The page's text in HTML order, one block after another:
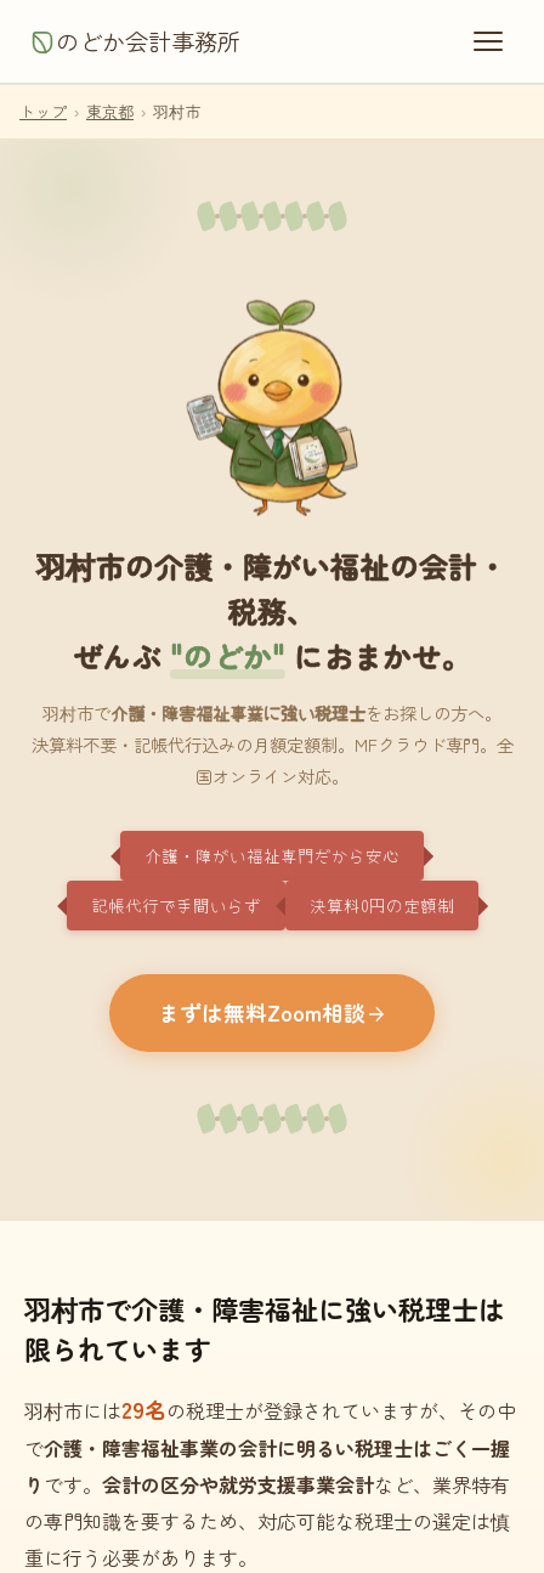
のどか会計事務所
トップ › 東京都 › 羽村市
羽村市の介護・障がい福祉の会計・
税務、
ぜんぶ "のどか" におまかせ。
羽村市で介護・障害福祉事業に強い税理士をお探しの方へ。
決算料不要・記帳代行込みの月額定額制。MFクラウド専門。全
国オンライン対応。
介護・障がい福祉専門だから安心
記帳代行で手間いらず 決算料0円の定額制
まずは無料Zoom相談
羽村市で介護・障害福祉に強い税理士は
限られています
羽村市には29名の税理士が登録されていますが、その中
で介護・障害福祉事業の会計に明るい税理士はごく一握
り です。 会計の区分や就労支援事業会計など、業界特有
の専門知識を要するため、対応可能な税理士の選定は慎
重に行う必要があります。